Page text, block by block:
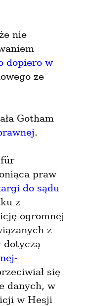
dopiero w
ze
.
praw
do sądu
z
ogromnej
z
dotyczą
się
danych, w
w Hesji